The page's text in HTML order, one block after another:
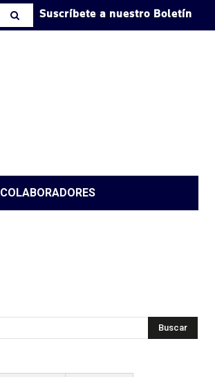
Suscríbete a nuestro Boletín
COLABORADORES
Buscar